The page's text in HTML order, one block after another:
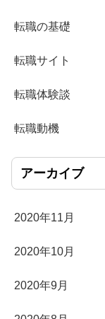
転職の基礎
転職サイト
転職体験談
転職動機
アーカイブ
2020年11月
2020年10月
2020年9月